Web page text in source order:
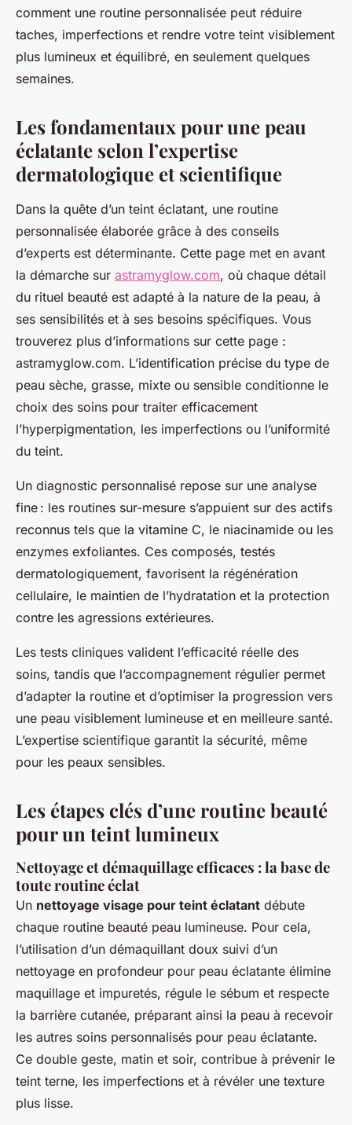
comment une routine personnalisée peut réduire
taches, imperfections et rendre votre teint visiblement
plus lumineux et équilibré, en seulement quelques
semaines.
Les fondamentaux pour une peau
éclatante selon l’expertise
dermatologique et scientifique
Dans la quête d’un teint éclatant, une routine
personnalisée élaborée grâce à des conseils
d’experts est déterminante. Cette page met en avant
la démarche sur astramyglow.com, où chaque détail
du rituel beauté est adapté à la nature de la peau, à
ses sensibilités et à ses besoins spécifiques. Vous
trouverez plus d’informations sur cette page :
astramyglow.com. L’identification précise du type de
peau sèche, grasse, mixte ou sensible conditionne le
choix des soins pour traiter efficacement
l’hyperpigmentation, les imperfections ou l’uniformité
du teint.
Un diagnostic personnalisé repose sur une analyse
fine : les routines sur-mesure s’appuient sur des actifs
reconnus tels que la vitamine C, le niacinamide ou les
enzymes exfoliantes. Ces composés, testés
dermatologiquement, favorisent la régénération
cellulaire, le maintien de l’hydratation et la protection
contre les agressions extérieures.
Les tests cliniques valident l’efficacité réelle des
soins, tandis que l’accompagnement régulier permet
d’adapter la routine et d’optimiser la progression vers
une peau visiblement lumineuse et en meilleure santé.
L’expertise scientifique garantit la sécurité, même
pour les peaux sensibles.
Les étapes clés d’une routine beauté
pour un teint lumineux
Nettoyage et démaquillage efficaces : la base de
toute routine éclat
Un nettoyage visage pour teint éclatant débute
chaque routine beauté peau lumineuse. Pour cela,
l’utilisation d’un démaquillant doux suivi d’un
nettoyage en profondeur pour peau éclatante élimine
maquillage et impuretés, régule le sébum et respecte
la barrière cutanée, préparant ainsi la peau à recevoir
les autres soins personnalisés pour peau éclatante.
Ce double geste, matin et soir, contribue à prévenir le
teint terne, les imperfections et à révéler une texture
plus lisse.